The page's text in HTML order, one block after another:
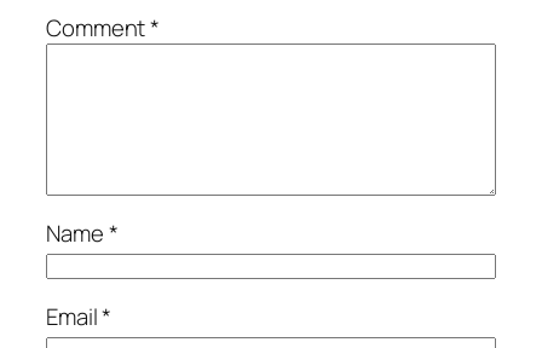
Comment*
Name*
Email*